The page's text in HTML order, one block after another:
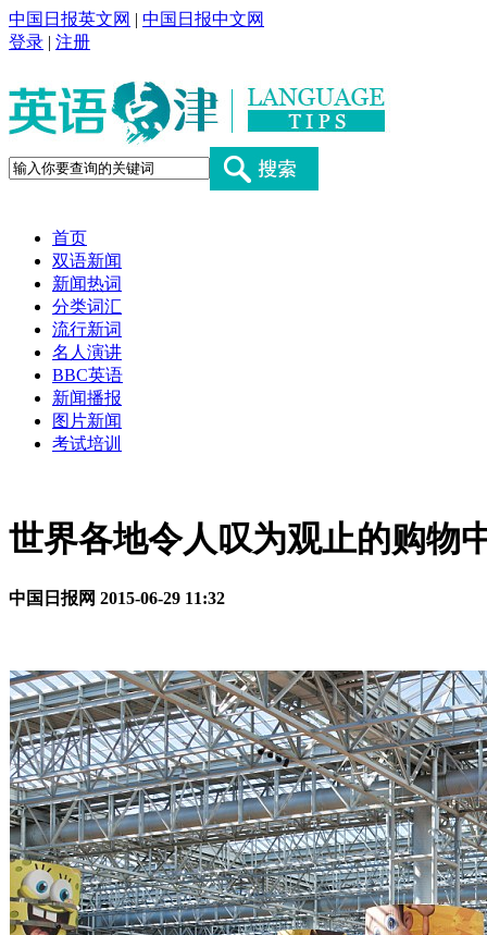
中国日报英文网 | 中国日报中文网
登录 | 注册
首页
双语新闻
新闻热词
分类词汇
流行新词
名人演讲
BBC英语
新闻播报
图片新闻
考试培训
世界各地令人叹为观止的购物
中国日报网 2015-06-29 11:32